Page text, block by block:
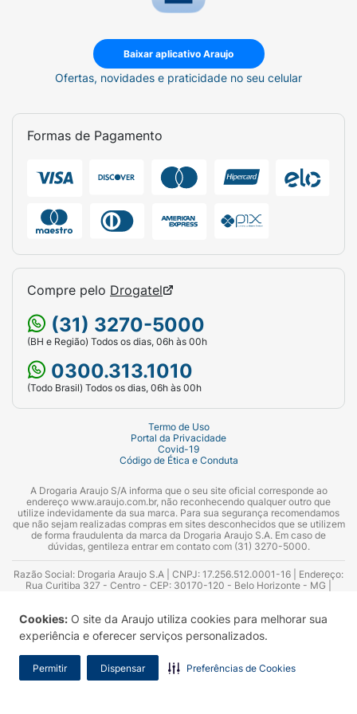
Cookies: O site da Araujo utiliza cookies para melhorar sua
experiência e oferecer serviços personalizados.
Permitir Dispensar Preferências de Cookies
Baixar aplicativo Araujo
Ofertas, novidades e praticidade no seu celular
Formas de Pagamento
Compre pelo Drogatel
(31) 3270-5000
(BH e Região) Todos os dias, 06h às 00h
0300.313.1010
(Todo Brasil) Todos os dias, 06h às 00h
Termo de Uso
Portal da Privacidade
Covid-19
Código de Ética e Conduta
A Drogaria Araujo S/A informa que o seu site oficial corresponde ao
endereço www.araujo.com.br, não reconhecendo qualquer outro que
utilize indevidamente da sua marca. Para sua segurança recomendamos
que não sejam realizadas compras em sites desconhecidos que se utilizem
de forma fraudulenta da marca da Drogaria Araujo S.A. Em caso de
dúvidas, gentileza entrar em contato com (31) 3270-5000.
Razão Social: Drogaria Araujo S.A | CNPJ: 17.256.512.0001-16 | Endereço:
Rua Curitiba 327 - Centro - CEP: 30170-120 - Belo Horizonte - MG |
Azevedo Guimarães – CRF 10.965 | Yasmin Silva Alvarenga – CRF 52.584 -
Consultor substituto: Thiago Aguiar Pinheiro - CRF Nº 13.748. Alvará
Sanitário: 2025020713 | Autorização de Funcionamento da Empresa (AFE):